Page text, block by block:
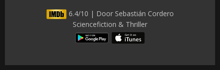
6.4/10 | Door Sebastián Cordero
Sciencefiction & Thriller